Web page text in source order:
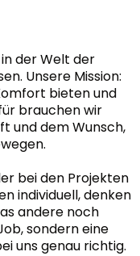
der Welt der
Unsere Mission:
bieten und
brauchen wir
und dem Wunsch,
bei den Projekten
individuell, denken
andere noch
sondern eine
uns genau richtig.